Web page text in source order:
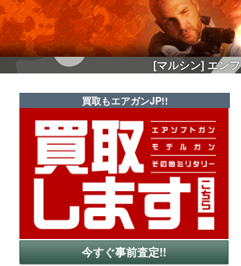
[マルシン] エン
買取もエアガンJP!!
今すぐ事前査定!!